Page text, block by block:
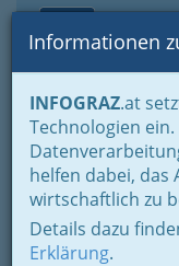
Informationen
INFOGRAZ.at
Technologien
helfen dabei, das
wirtschaftlich zu
Details dazu
Erklärung.
Home Branchen
Pratergasse 136,
+43 3622 533